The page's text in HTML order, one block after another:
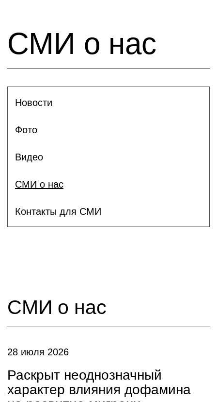
СМИ о нас
Новости
Фото
Видео
СМИ о нас
Контакты для СМИ
СМИ о нас
28 июля 2026
Раскрыт неоднозначный
характер влияния дофамина